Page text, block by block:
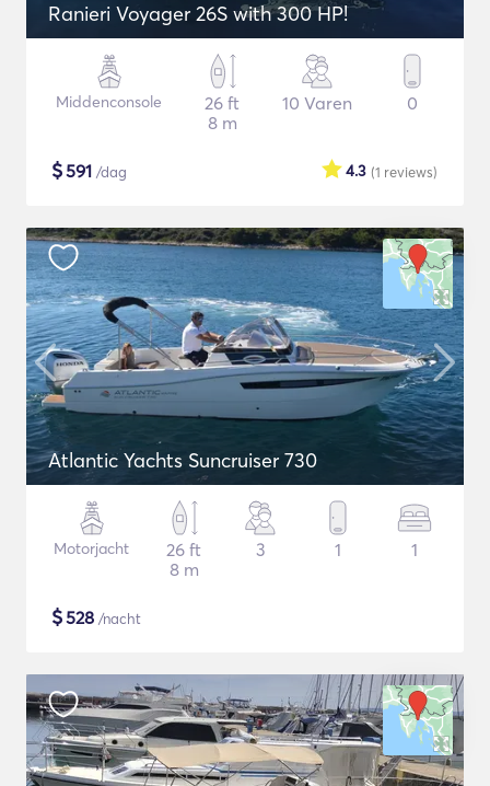
Ranieri Voyager 26S with 300 HP!
Middenconsole
26 ft
8 m
10 Varen 0
$591 /dag (1 reviews)
4.3
Atlantic Yachts Suncruiser 730
Motorjacht
26 ft
8 m
3 1 1
$528 /nacht